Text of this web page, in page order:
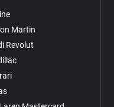
Martin
Revolut